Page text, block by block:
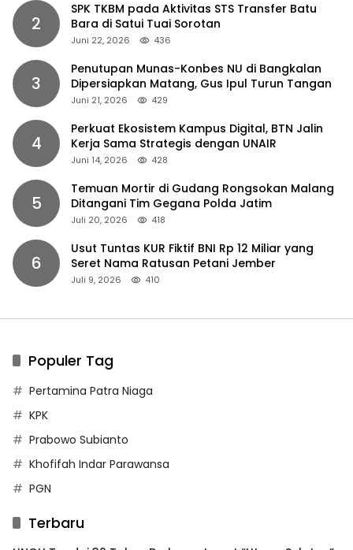
2
SPK TKBM pada Aktivitas STS Transfer Batu
Bara di Satui Tuai Sorotan
Juni 22, 2026 436
3
Penutupan Munas-Konbes NU di Bangkalan
Dipersiapkan Matang, Gus Ipul Turun Tangan
Juni 21, 2026 429
4
Perkuat Ekosistem Kampus Digital, BTN Jalin
Kerja Sama Strategis dengan UNAIR
Juni 14, 2026 428
5
Temuan Mortir di Gudang Rongsokan Malang
Ditangani Tim Gegana Polda Jatim
Juli 20, 2026 418
6
Usut Tuntas KUR Fiktif BNI Rp 12 Miliar yang
Seret Nama Ratusan Petani Jember
Juli 9, 2026 410
Populer Tag
Pertamina Patra Niaga
KPK
Prabowo Subianto
Khofifah Indar Parawansa
PGN
Terbaru